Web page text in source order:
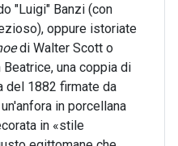
"Luigi" Banzi (con
oppure istoriate
di Walter Scott o
una coppia di
del 1882 firmate da
in porcellana
in «stile